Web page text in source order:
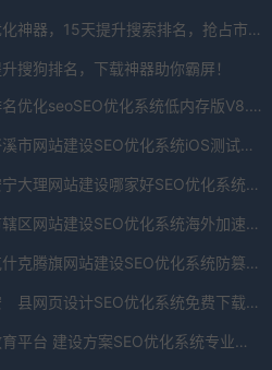
搜狗优化神器，15天提升搜索排名，抢占市场先机！
搜狗排名，下载神器助你霸屏！
浙江排名优化seoSEO优化系统低内存版V8.842.7509.9904下载
浙江岑溪市网站建设SEO优化系统iOS测试版V5.4.1138.00245下载
浙江安宁大理网站建设哪家好SEO优化系统最新安卓版appV9.484.892.6430下载
浙江市辖区网站建设SEO优化系统海外加速版V6.229.349.22415下载
浙江克什克腾旗网站建设SEO优化系统防篡改验证版V9.3.748.259下载
浙江安 县网页设计SEO优化系统免费下载稳定版V8.430.749.835下载
浙江教育平台 建设方案SEO优化系统专业版V8.5.5178.93922下载